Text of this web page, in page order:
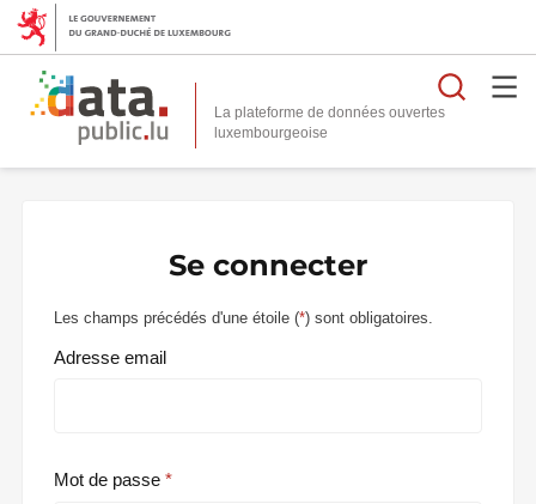
La plateforme de données ouvertes
Se connecter
Les champs précédés d'une étoile (*) sont obligatoires.
Adresse email
Mot de passe